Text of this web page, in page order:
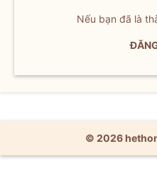
Nếu bạn đã là
© 2026